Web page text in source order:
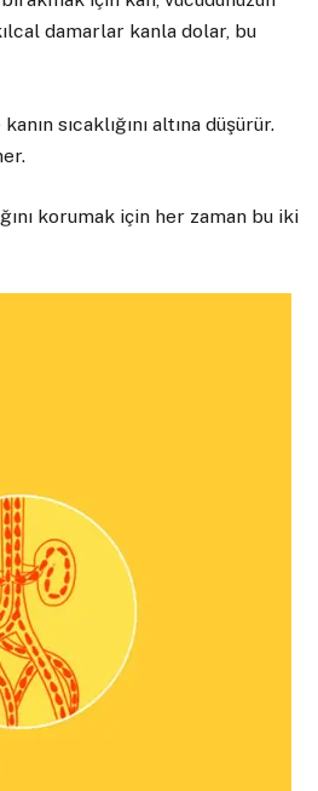
damarlar kanla dolar, bu
sıcaklığını altına düşürür.
korumak için her zaman bu iki